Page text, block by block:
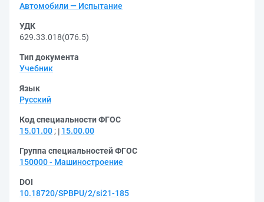
Автомобили — Испытание
УДК
629.33.018(076.5)
Тип документа
Учебник
Язык
Русский
Код специальности ФГОС
15.01.00 ; 15.00.00
Группа специальностей ФГОС
150000 - Машиностроение
DOI
10.18720/SPBPU/2/si21-185